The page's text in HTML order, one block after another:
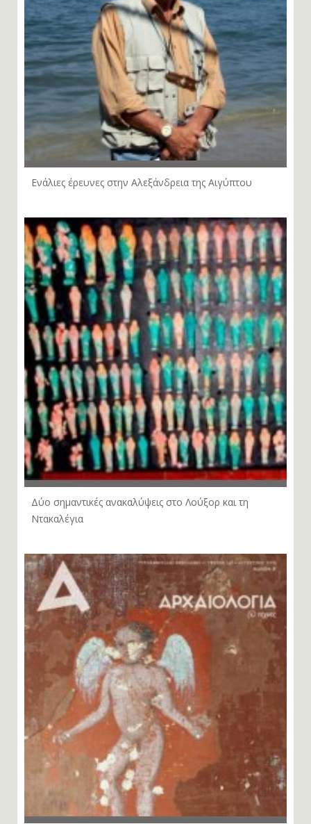
Ενάλιες έρευνες στην Αλεξάνδρεια της Αιγύπτου
Δύο σημαντικές ανακαλύψεις στο Λούξορ και τη
Ντακαλέγια